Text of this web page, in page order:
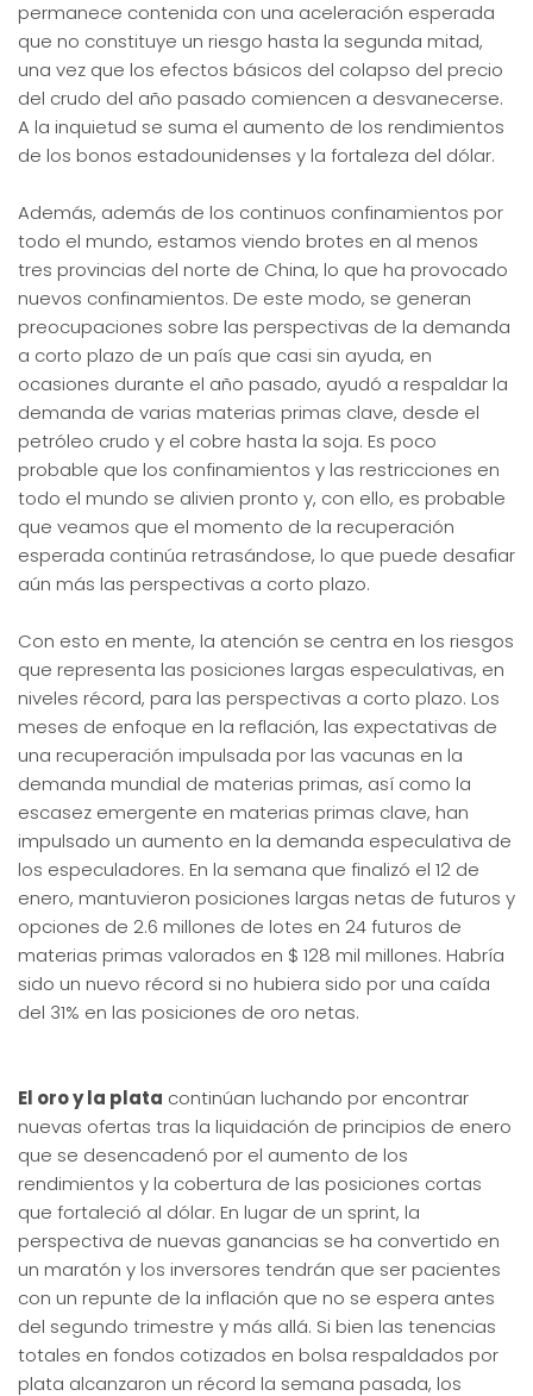
permanece contenida con una aceleración esperada
que no constituye un riesgo hasta la segunda mitad,
una vez que los efectos básicos del colapso del precio
del crudo del año pasado comiencen a desvanecerse.
A la inquietud se suma el aumento de los rendimientos
de los bonos estadounidenses y la fortaleza del dólar.
Además, además de los continuos confinamientos por
todo el mundo, estamos viendo brotes en al menos
tres provincias del norte de China, lo que ha provocado
nuevos confinamientos. De este modo, se generan
preocupaciones sobre las perspectivas de la demanda
a corto plazo de un país que casi sin ayuda, en
ocasiones durante el año pasado, ayudó a respaldar la
demanda de varias materias primas clave, desde el
petróleo crudo y el cobre hasta la soja. Es poco
probable que los confinamientos y las restricciones en
todo el mundo se alivien pronto y, con ello, es probable
que veamos que el momento de la recuperación
esperada continúa retrasándose, lo que puede desafiar
aún más las perspectivas a corto plazo.
Con esto en mente, la atención se centra en los riesgos
que representa las posiciones largas especulativas, en
niveles récord, para las perspectivas a corto plazo. Los
meses de enfoque en la reflación, las expectativas de
una recuperación impulsada por las vacunas en la
demanda mundial de materias primas, así como la
escasez emergente en materias primas clave, han
impulsado un aumento en la demanda especulativa de
los especuladores. En la semana que finalizó el 12 de
enero, mantuvieron posiciones largas netas de futuros y
opciones de 2.6 millones de lotes en 24 futuros de
materias primas valorados en $ 128 mil millones. Habría
sido un nuevo récord si no hubiera sido por una caída
del 31% en las posiciones de oro netas.
El oro y la plata continúan luchando por encontrar
nuevas ofertas tras la liquidación de principios de enero
que se desencadenó por el aumento de los
rendimientos y la cobertura de las posiciones cortas
que fortaleció al dólar. En lugar de un sprint, la
perspectiva de nuevas ganancias se ha convertido en
un maratón y los inversores tendrán que ser pacientes
con un repunte de la inflación que no se espera antes
del segundo trimestre y más allá. Si bien las tenencias
totales en fondos cotizados en bolsa respaldados por
plata alcanzaron un récord la semana pasada, los